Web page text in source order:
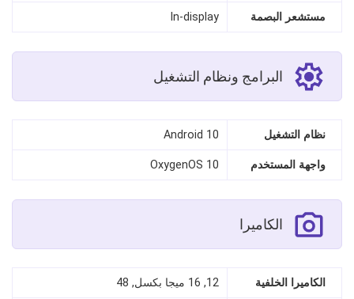
مستشعر البصمة In-display
البرامج ونظام التشغيل
نظام التشغيل Android 10
واجهة المستخدم OxygenOS 10
الكاميرا
الكاميرا الخلفية 12, 16 ميجا بكسل, 48